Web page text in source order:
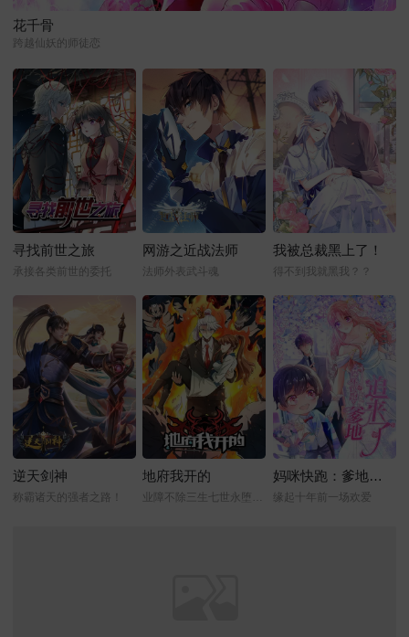
花千骨
跨越仙妖的师徒恋
寻找前世之旅
承接各类前世的委托
网游之近战法师
法师外表武斗魂
我被总裁黑上了！
得不到我就黑我？？
逆天剑神
称霸诸天的强者之路！
地府我开的
业障不除三生七世永堕阎罗
妈咪快跑：爹地追来了
缘起十年前一场欢爱